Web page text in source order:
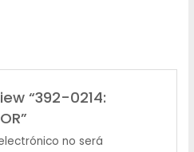
“392-0214:
no será